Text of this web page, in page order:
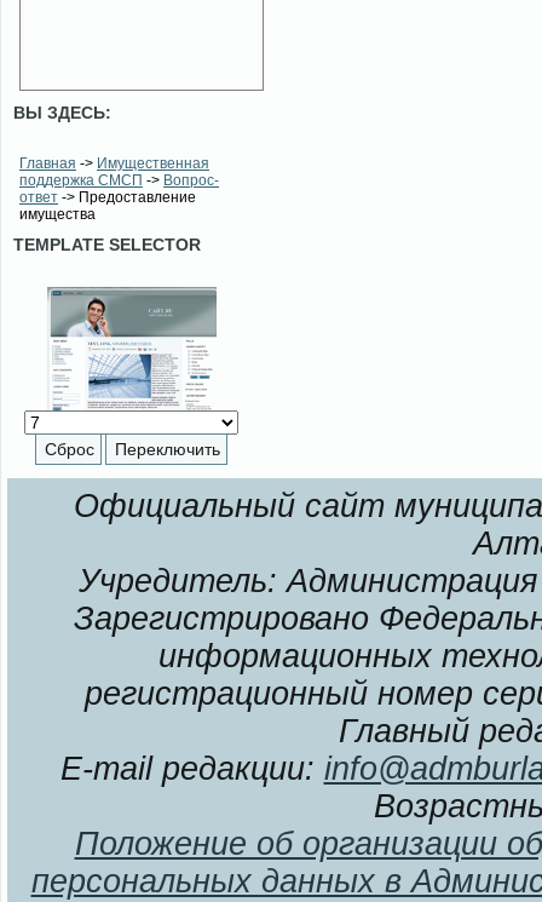
ВЫ ЗДЕСЬ:
Главная -> Имущественная
поддержка СМСП -> Вопрос-
ответ -> Предоставление
имущества
TEMPLATE SELECTOR
Официальный сайт
Учредитель: Администрация
Зарегистрировано
информационных
регистрационный номер
Главный
E-mail редакции:
Положение об организации
персональных данных в